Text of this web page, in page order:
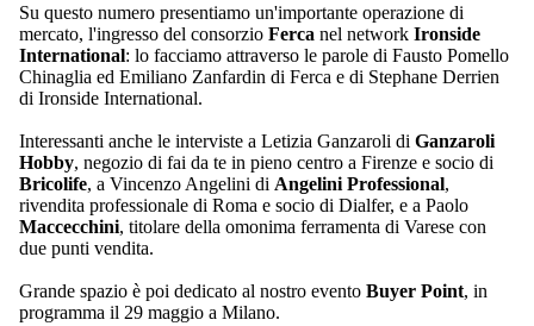
Su questo numero presentiamo un'importante operazione di
mercato, l'ingresso del consorzio Ferca nel network Ironside
International: lo facciamo attraverso le parole di Fausto Pomello
Chinaglia ed Emiliano Zanfardin di Ferca e di Stephane Derrien
di Ironside International.
Interessanti anche le interviste a Letizia Ganzaroli di Ganzaroli
Hobby, negozio di fai da te in pieno centro a Firenze e socio di
Bricolife, a Vincenzo Angelini di Angelini Professional,
rivendita professionale di Roma e socio di Dialfer, e a Paolo
Maccecchini, titolare della omonima ferramenta di Varese con
due punti vendita.
Grande spazio è poi dedicato al nostro evento Buyer Point, in
programma il 29 maggio a Milano.